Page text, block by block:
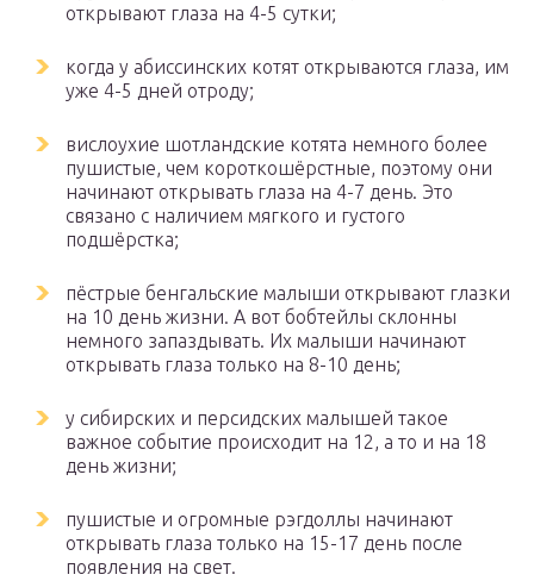
открывают глаза на 4-5 сутки;
когда у абиссинских котят открываются глаза, им
уже 4-5 дней отроду;
вислоухие шотландские котята немного более
пушистые, чем короткошёрстные, поэтому они
начинают открывать глаза на 4-7 день. Это
связано с наличием мягкого и густого
подшёрстка;
пёстрые бенгальские малыши открывают глазки
на 10 день жизни. А вот бобтейлы склонны
немного запаздывать. Их малыши начинают
открывать глаза только на 8-10 день;
у сибирских и персидских малышей такое
важное событие происходит на 12, а то и на 18
день жизни;
пушистые и огромные рэгдоллы начинают
открывать глаза только на 15-17 день после
появления на свет.